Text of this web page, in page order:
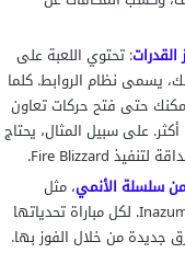
: تحتوي اللعبة على
يسمى نظام الروابط. كلما
حتى فتح حركات تعاون
على سبيل المثال، يحتاج
، مثل
Raimon vs Zeus أو Inazuma Japan vs Dark Angel. لكل مباراة تحدياتها
جديدة من خلال الفوز بها.